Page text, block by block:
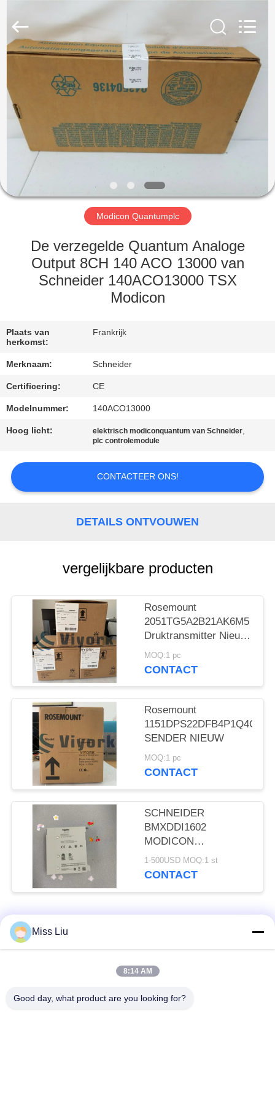
PRODUCTEN
ONGEVEER
ONS
FABRIEKSREIS
KWALITEITSCONTROLE
CONTACTEER
VERZOEK
OM EEN
SITEMAP
POLICY
LTD.
Rights
Reserved.
Modicon Quantumplc
De verzegelde Quantum Analoge
Output 8CH 140 ACO 13000 van
Schneider 140ACO13000 TSX
Modicon
Plaats van
herkomst:
Frankrijk
Merknaam: Schneider
Certificering: CE
Modelnummer: 140ACO13000
Hoog licht: elektrisch modiconquantum van Schneider,
plc controlemodule
CONTACTEER ONS!
DETAILS ONTVOUWEN
vergelijkbare producten
Rosemount
2051TG5A2B21AK6M5
Druktransmitter Nieuw
en origineel
MOQ:1 pc
CONTACT
Rosemount
1151DPS22DFB4P1Q4Q8
SENDER NIEUW
MOQ:1 pc
CONTACT
SCHNEIDER
BMXDDI1602
MODICON
INGANGSMODULE
2,5W 24VDC IP20
1-500USD MOQ:1 st
CONTACT
populaire categorieën
AC servomotor
Miss Liu
8:14 AM
Good day, what product are you looking for?